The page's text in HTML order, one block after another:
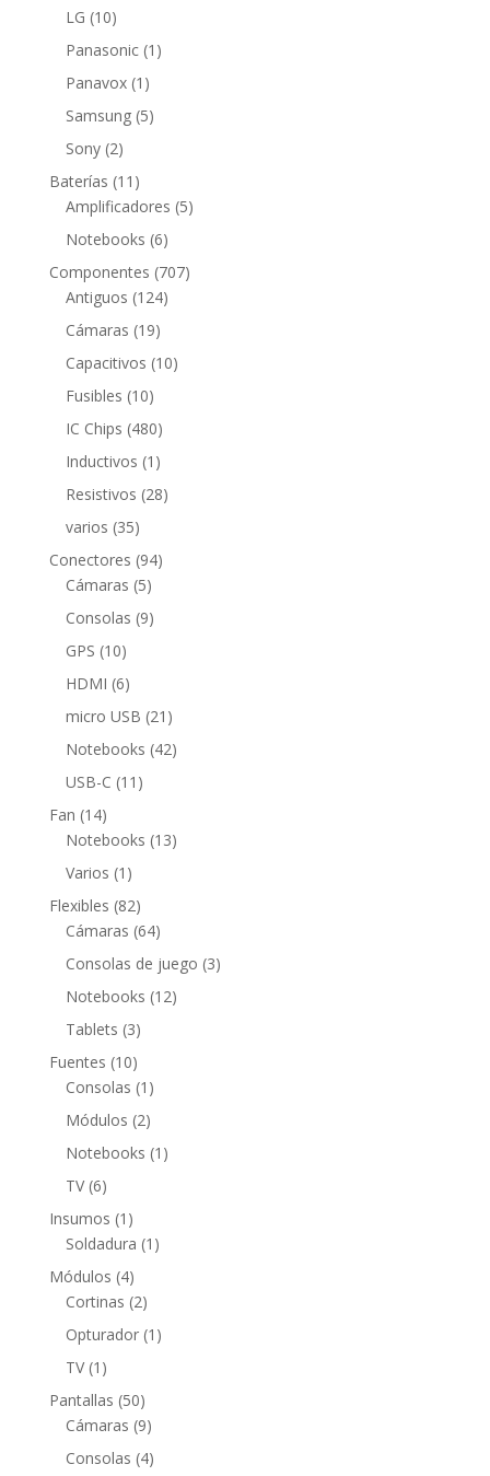
LG 1010
productos
Panasonic 1 1
Panavox 1 1
producto
Samsung 55
Sony 22
productos
Baterías 11 11
productos
Amplificadores 55
Notebooks 66
productos
Componentes 707707
Antiguos 124124
Cámaras 1919
productos
Capacitivos 1010
Fusibles 1010
productos
IC Chips 480480
productos
Inductivos 1 1
producto
Resistivos 2828
varios 3535
productos
Conectores 9494
Cámaras 55
productos
Consolas 99
GPS 1010
productos
HDMI 66
productos
micro USB 21 21
productos
Notebooks 4242
USB-C 11 11
Fan 1414
productos
Notebooks 1313
Varios 1 1
producto
Flexibles 8282
productos
Cámaras 6464
productos
Consolas de juego 33
Notebooks 1212
Tablets 33
productos
Fuentes 1010
productos
Consolas 1 1
producto
Módulos 22
productos
Notebooks 1 1
TV 66
productos
Insumos 1 1
producto
Soldadura 1 1
Módulos 44
productos
Cortinas 22
productos
Opturador 1 1
TV 1 1
producto
Pantallas 5050
productos
Cámaras 99
productos
Consolas 44